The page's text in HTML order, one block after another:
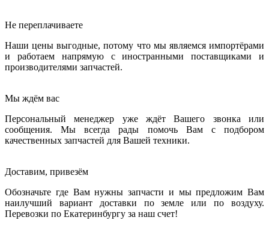
Не переплачиваете
Наши цены выгодные, потому что мы являемся импортёрами
и работаем напрямую с иностранными поставщиками и
производителями запчастей.
Мы ждём вас
Персональный менеджер уже ждёт Вашего звонка или
сообщения. Мы всегда рады помочь Вам с подбором
качественных запчастей для Вашей техники.
Доставим, привезём
Обозначьте где Вам нужны запчасти и мы предложим Вам
наилучший вариант доставки по земле или по воздуху.
Перевозки по Екатеринбургу за наш счет!